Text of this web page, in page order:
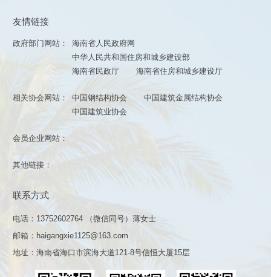
友情链接
政府部门网站：
海南省人民政府网
中华人民共和国住房和城乡建设部
海南省民政厅
海南省住房和城乡建设厅
相关协会网站： 中国钢结构协会
中国建筑金属结构协会
中国建筑业协会
会员企业网站：
其他链接：
联系方式
电话：13752602764 （微信同号）薄女士
邮箱：haigangxie1125@163.com
地址：海南省海口市滨海大道121-8号信恒大厦15层